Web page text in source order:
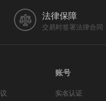
法律保障
交易时签署法律合同
账号
实名认证